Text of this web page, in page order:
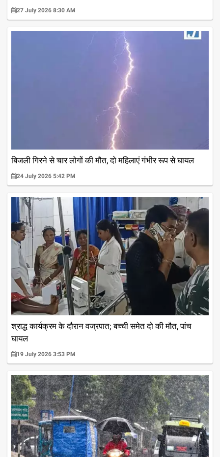
27 July 2026 8:30 AM
बिजली गिरने से चार लोगों की मौत, दो महिलाएं गंभीर रूप से घायल
24 July 2026 5:42 PM
श्राद्ध कार्यक्रम के दौरान वज्रपात; बच्ची समेत दो की मौत, पांच
घायल
19 July 2026 3:53 PM